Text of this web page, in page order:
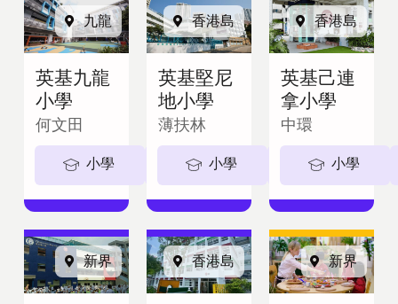
九龍
英基九龍
小學
何文田
小學 5-11歲
香港島
英基堅尼
地小學
薄扶林
小學 5-11歲
香港島
英基己連
拿小學
中環
小學
新界 香港島 新界